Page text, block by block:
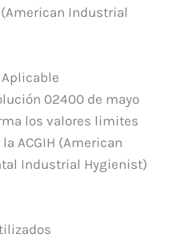
(American Industrial
02400 de mayo
los valores limites
ACGIH (American
Industrial Hygienist)